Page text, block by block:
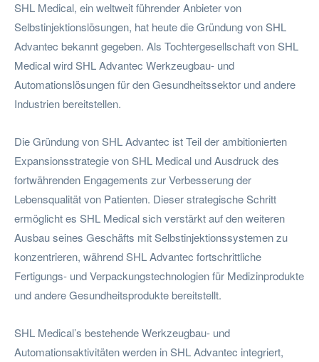
SHL Medical, ein weltweit führender Anbieter von
Selbstinjektionslösungen, hat heute die Gründung von SHL
Advantec bekannt gegeben. Als Tochtergesellschaft von SHL
Medical wird SHL Advantec Werkzeugbau- und
Automationslösungen für den Gesundheitssektor und andere
Industrien bereitstellen.
Die Gründung von SHL Advantec ist Teil der ambitionierten
Expansionsstrategie von SHL Medical und Ausdruck des
fortwährenden Engagements zur Verbesserung der
Lebensqualität von Patienten. Dieser strategische Schritt
ermöglicht es SHL Medical sich verstärkt auf den weiteren
Ausbau seines Geschäfts mit Selbstinjektionssystemen zu
konzentrieren, während SHL Advantec fortschrittliche
Fertigungs- und Verpackungstechnologien für Medizinprodukte
und andere Gesundheitsprodukte bereitstellt.
SHL Medical’s bestehende Werkzeugbau- und
Automationsaktivitäten werden in SHL Advantec integriert,